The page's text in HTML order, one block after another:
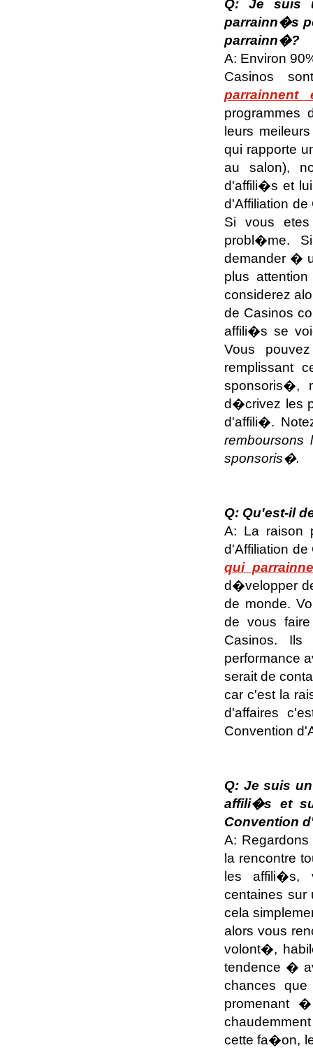
Q: Je suis
parrainn�s
parrainn�?
A: Environ
Casinos
parrainnent
programmes
leurs
qui rapporte
au salon),
d'affili�s et
d'Affiliation de
Si vous
probl�me.
demander �
plus
considerez
de Casinos
affili�s se
Vous
remplissant
sponsoris�,
d�crivez les
d'affili�.
remboursons
sponsoris�.
Q: Qu'est-il
A: La raison
d'Affiliation
qui
d�velopper
de monde.
de vous
Casinos. Ils
performance
serait de
car c'est la
d'affaires
Convention
Q: Je suis
affili�s et
Convention
A:
la rencontre
les affili�s,
centaines sur
cela
alors vous
volont�,
tendence �
chances
promenant
cette fa�on,